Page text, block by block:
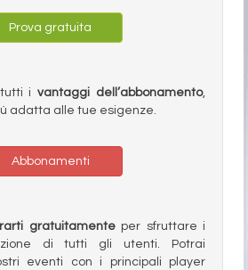
Prova gratuita
tutti ivantaggi dell’abbonamento,
adatta alle tue esigenze.
Abbonamenti
gratuitamenteper sfruttare i
di tutti gli utenti. Potrai
eventi con i principali player